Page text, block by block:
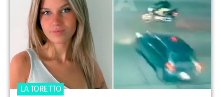
LA TORETTO